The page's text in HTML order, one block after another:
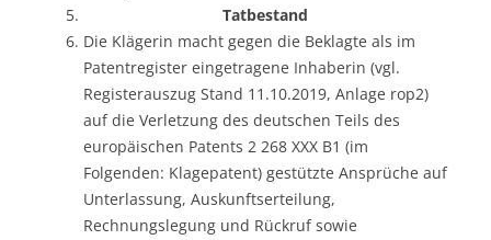
Tatbestand
Die Klägerin macht gegen die Beklagte als im
Patentregister eingetragene Inhaberin (vgl.
Registerauszug Stand 11.10.2019, Anlage rop2)
auf die Verletzung des deutschen Teils des
europäischen Patents 2 268 XXX B1 (im
Folgenden: Klagepatent) gestützte Ansprüche auf
Unterlassung, Auskunftserteilung,
Rechnungslegung und Rückruf sowie